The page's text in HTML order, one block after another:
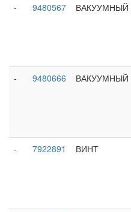
-
9480567
-
9480666
-
7922891 ВИНТ